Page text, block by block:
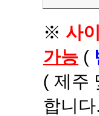
※ 사
가능 (
( 제주
합니